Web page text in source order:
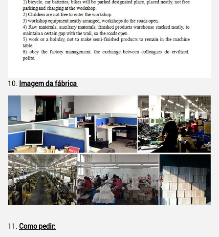
10. Imagem da fábrica
11. Como pedir: